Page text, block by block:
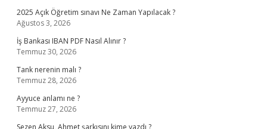
2025 Açık Öğretim sınavı Ne Zaman Yapılacak ?
Ağustos 3, 2026
İş Bankası IBAN PDF Nasıl Alınır ?
Temmuz 30, 2026
Tank nerenin malı ?
Temmuz 28, 2026
Ayyuce anlamı ne ?
Temmuz 27, 2026
Sezen Aksu, Ahmet şarkısını kime yazdı ?